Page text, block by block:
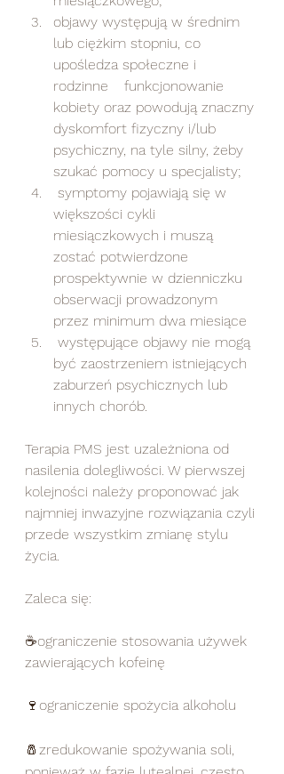
objawy występują w średnim
lub ciężkim stopniu, co
upośledza społeczne i
rodzinne 	funkcjonowanie
kobiety oraz powodują znaczny
dyskomfort fizyczny i/lub
psychiczny, na tyle silny, żeby
szukać pomocy u specjalisty;
większości cykli
miesiączkowych i muszą
zostać potwierdzone
prospektywnie w dzienniczku
obserwacji prowadzonym
przez minimum dwa miesiące
być zaostrzeniem istniejących
zaburzeń psychicznych lub
Terapia PMS jest uzależniona od
nasilenia dolegliwości. W pierwszej
kolejności należy proponować jak
najmniej inwazyjne rozwiązania czyli
przede wszystkim zmianę stylu
życia.
Zaleca się:
☕ograniczenie stosowania używek
zawierających kofeinę
🍷ograniczenie spożycia alkoholu
🧂zredukowanie spożywania soli,